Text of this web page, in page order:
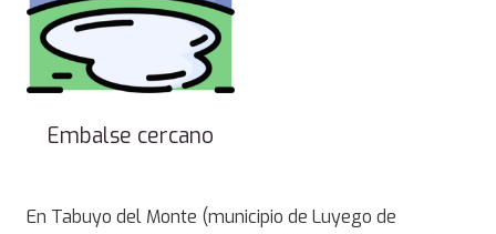
Embalse cercano
En Tabuyo del Monte (municipio de Luyego de